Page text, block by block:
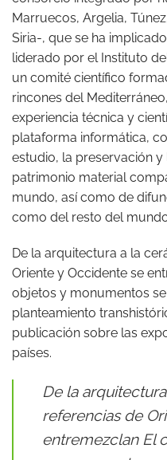
Marruecos, Argelia,
Siria-, que se ha
liderado por el Instituto
un comité científico
rincones del
experiencia técnica y
plataforma informática,
estudio, la preservación
patrimonio material
mundo, así como de
como del resto del
De la arquitectura a la
Oriente y Occidente se
objetos y monumentos
planteamiento
publicación sobre las
países.
De la
referencias de
entremezclan El